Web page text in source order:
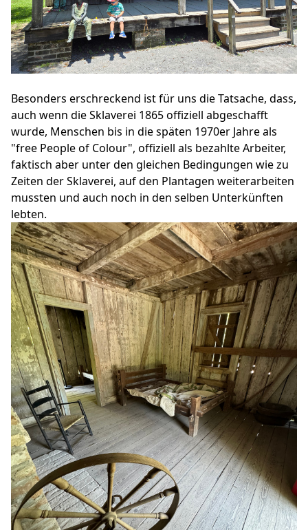
Besonders erschreckend ist für uns die Tatsache, dass,
auch wenn die Sklaverei 1865 offiziell abgeschafft
wurde, Menschen bis in die späten 1970er Jahre als
"free People of Colour", offiziell als bezahlte Arbeiter,
faktisch aber unter den gleichen Bedingungen wie zu
Zeiten der Sklaverei, auf den Plantagen weiterarbeiten
mussten und auch noch in den selben Unterkünften
lebten.